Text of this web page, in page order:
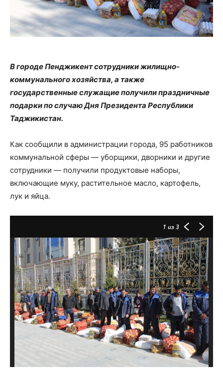
В городе Пенджикент сотрудники жилищно-
коммунального хозяйства, а также
государственные служащие получили праздничные
подарки по случаю Дня Президента Республики
Таджикистан.
Как сообщили в администрации города, 95 работников
коммунальной сферы — уборщики, дворники и другие
сотрудники — получили продуктовые наборы,
включающие муку, растительное масло, картофель,
лук и яйца.
1 из 3